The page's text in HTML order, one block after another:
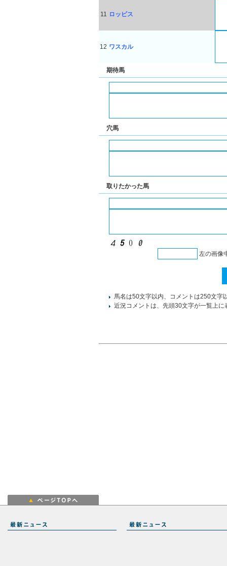
11 ロッピス
12 ワスカル
期待馬
穴馬
取りたかった馬
左の画像
馬名は50文字以内、コメントは250文字
近況コメントは、先頭30文字が一覧上に